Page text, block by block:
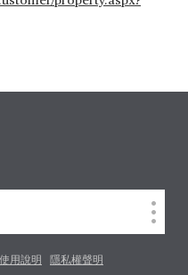
使用說明
隱私權聲明